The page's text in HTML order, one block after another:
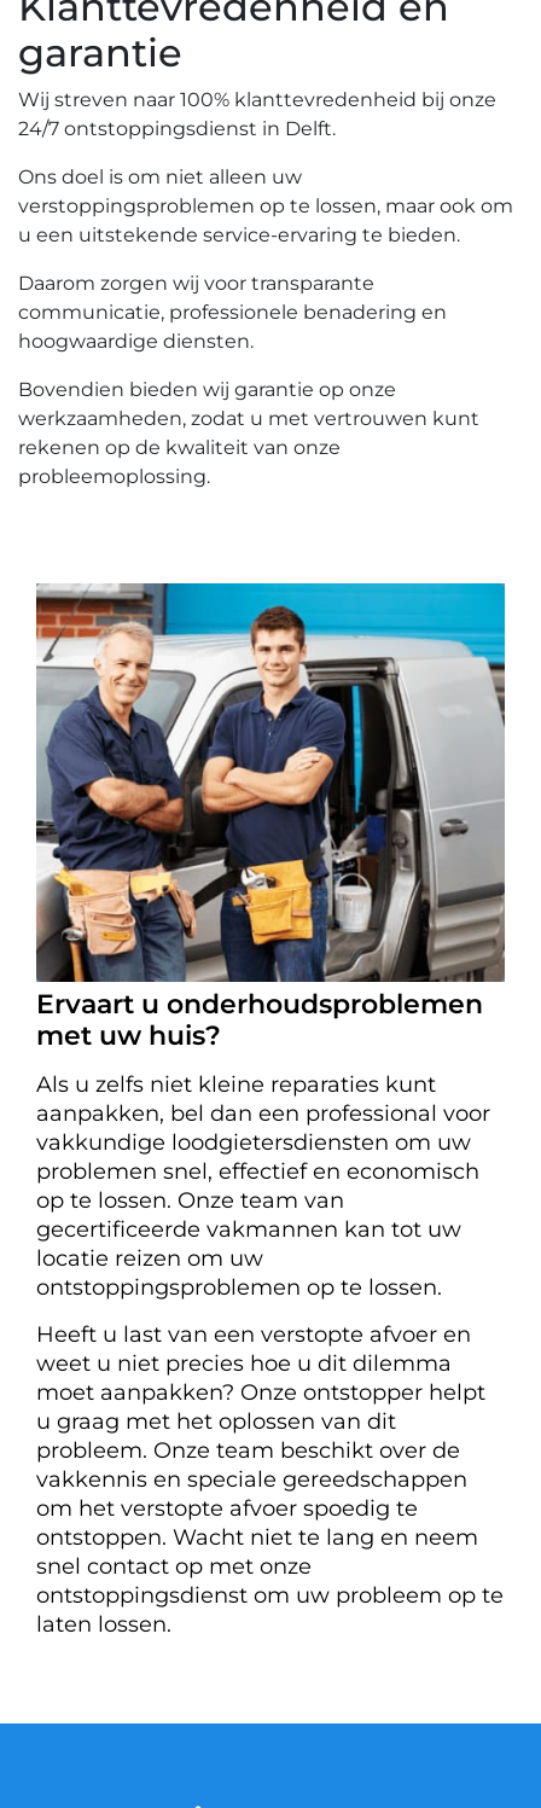
garantie
Wij streven naar 100% klanttevredenheid bij onze
24/7 ontstoppingsdienst in Delft.​
Ons doel is om niet alleen uw
verstoppingsproblemen op te lossen, maar ook om
u een uitstekende service-ervaring te bieden.​
Daarom zorgen wij voor transparante
communicatie, professionele benadering en
hoogwaardige diensten.​
Bovendien bieden wij garantie op onze
werkzaamheden, zodat u met vertrouwen kunt
rekenen op de kwaliteit van onze
probleemoplossing.
Ervaart u onderhoudsproblemen
met uw huis?
Als u zelfs niet kleine reparaties kunt
aanpakken, bel dan een professional voor
vakkundige loodgietersdiensten om uw
problemen snel, effectief en economisch
op te lossen. Onze team van
gecertificeerde vakmannen kan tot uw
locatie reizen om uw
ontstoppingsproblemen op te lossen.
Heeft u last van een verstopte afvoer en
weet u niet precies hoe u dit dilemma
moet aanpakken? Onze ontstopper helpt
u graag met het oplossen van dit
probleem. Onze team beschikt over de
vakkennis en speciale gereedschappen
om het verstopte afvoer spoedig te
ontstoppen. Wacht niet te lang en neem
snel contact op met onze
ontstoppingsdienst om uw probleem op te
laten lossen.